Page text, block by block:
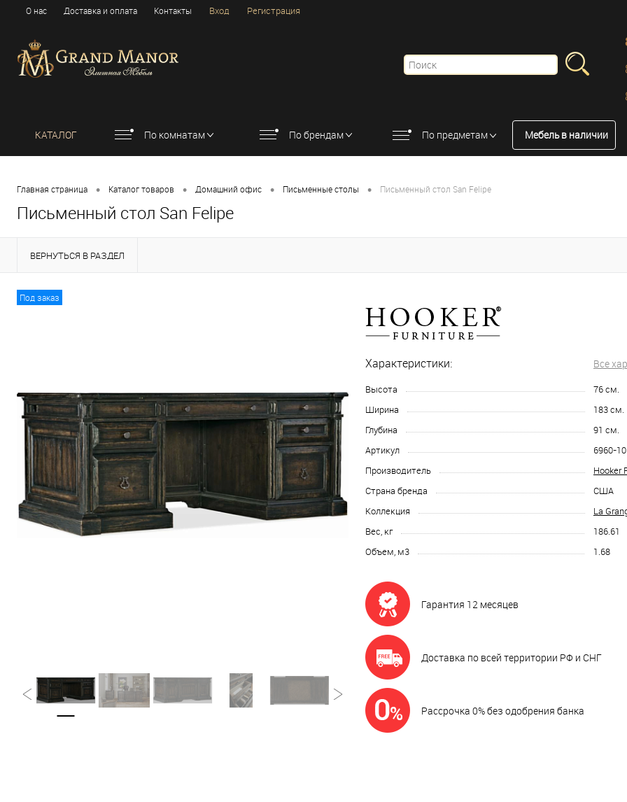
О нас Доставка и оплата Контакты Вход Регистрация
КАТАЛОГ По комнатам По брендам По предметам Мебель в наличии
Главная страница • Каталог товаров • Домашний офис • Письменные столы • Письменный стол San Felipe
Письменный стол San Felipe
ВЕРНУТЬСЯ В РАЗДЕЛ
Под заказ
Характеристики: Все
Высота 76см.
Ширина
183см.
Глубина
91 см.
Артикул
6960-
Производитель
Hooker
Страна бренда
США
Коллекция
La
Вес, кг
186.61
Объем, м3
1.68
Гарантия 12 месяцев
Доставка по всей территории РФ и СНГ
Рассрочка 0% без одобрения банка